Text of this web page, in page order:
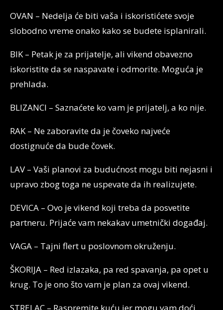
OVAN – Nedelja će biti vaša i iskoristićete svoje
slobodno vreme onako kako se budete isplanirali.
BIK – Petak je za prijatelje, ali vikend obavezno
iskoristite da se naspavate i odmorite. Moguća je
prehlada.
BLIZANCI – Saznaćete ko vam je prijatelj, a ko nije.
RAK – Ne zaboravite da je čoveko najveće
dostignuće da bude čovek.
LAV – Vaši planovi za budućnost mogu biti nejasni i
upravo zbog toga ne uspevate da ih realizujete.
DEVICA – Ovo je vikend koji treba da posvetite
partneru. Prijaće vam nekakav umetnički događaj.
VAGA – Tajni flert u poslovnom okruženju.
ŠKORIJA – Red izlazaka, pa red spavanja, pa opet u
krug. To je ono što vam je plan za ovaj vikend.